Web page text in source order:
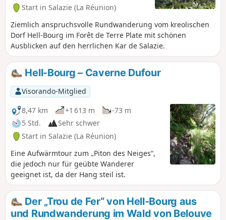
Start in Salazie (La Réunion)
Ziemlich anspruchsvolle Rundwanderung vom kreolischen
Dorf Hell-Bourg im Forêt de Terre Plate mit schönen
Ausblicken auf den herrlichen Kar de Salazie.
Hell-Bourg – Caverne Dufour
Visorando-Mitglied
8,47 km
+1 613 m
-73 m
5 Std.
Sehr schwer
Start in Salazie (La Réunion)
Eine Aufwärmtour zum „Piton des Neiges“,
die jedoch nur für geübte Wanderer
geeignet ist, da der Hang steil ist.
Der „Trou de Fer“ von Hell-Bourg aus
und Rundwanderung im Wald von Belouve